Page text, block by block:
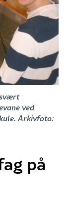
ved
Arkivfoto:
på